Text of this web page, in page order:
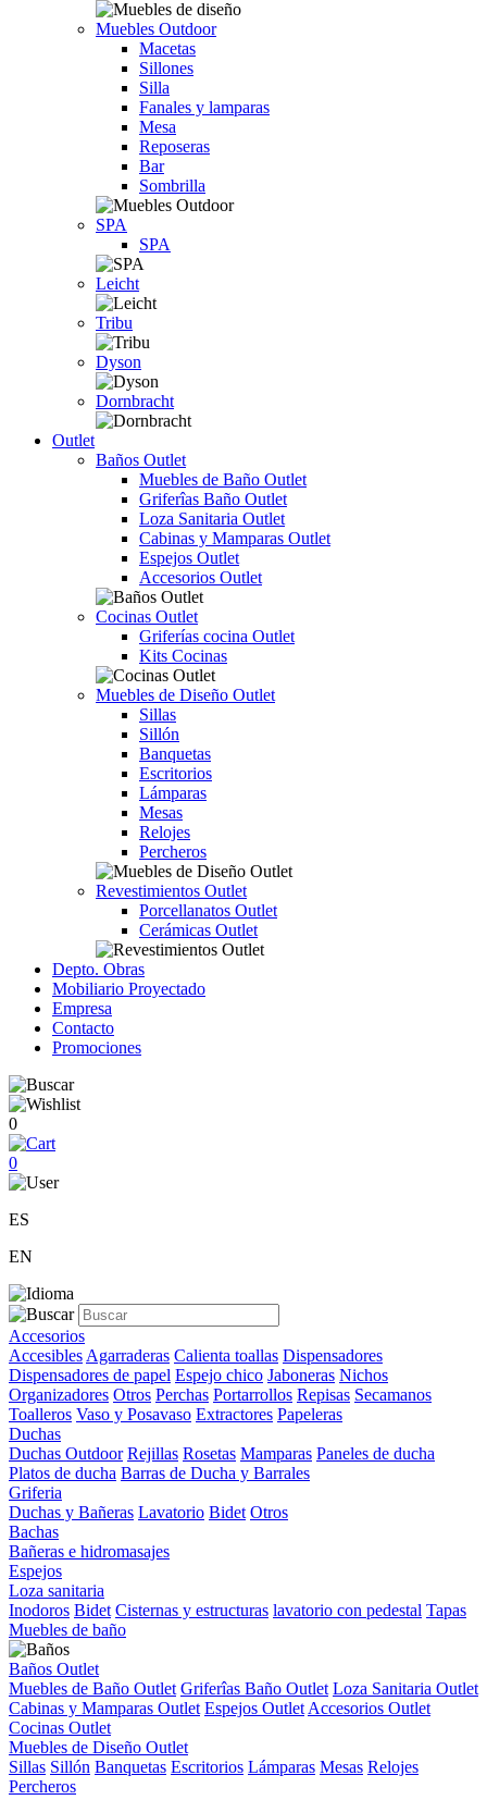
Muebles Outdoor
Macetas
Sillones
Silla
Fanales y lamparas
Mesa
Reposeras
Bar
Sombrilla
SPA
SPA
Leicht
Tribu
Dyson
Dornbracht
Outlet
Baños Outlet
Muebles de Baño Outlet
Griferîas Baño Outlet
Loza Sanitaria Outlet
Cabinas y Mamparas Outlet
Espejos Outlet
Accesorios Outlet
Cocinas Outlet
Griferías cocina Outlet
Kits Cocinas
Muebles de Diseño Outlet
Sillas
Sillón
Banquetas
Escritorios
Lámparas
Mesas
Relojes
Percheros
Revestimientos Outlet
Porcellanatos Outlet
Cerámicas Outlet
Depto. Obras
Mobiliario Proyectado
Empresa
Contacto
Promociones
0
0
ES
EN
Accesorios
Accesibles Agarraderas Calienta toallas Dispensadores
Dispensadores de papel Espejo chico Jaboneras Nichos
Organizadores Otros Perchas Portarrollos Repisas Secamanos
Toalleros Vaso y Posavaso Extractores Papeleras
Duchas
Duchas Outdoor Rejillas Rosetas Mamparas Paneles de ducha
Platos de ducha Barras de Ducha y Barrales
Griferia
Duchas y Bañeras Lavatorio Bidet Otros
Bachas
Bañeras e hidromasajes
Espejos
Loza sanitaria
Inodoros Bidet Cisternas y estructuras lavatorio con pedestal Tapas
Muebles de baño
Baños Outlet
Muebles de Baño Outlet Griferîas Baño Outlet Loza Sanitaria Outlet
Cabinas y Mamparas Outlet Espejos Outlet Accesorios Outlet
Cocinas Outlet
Muebles de Diseño Outlet
Sillas Sillón Banquetas Escritorios Lámparas Mesas Relojes
Percheros